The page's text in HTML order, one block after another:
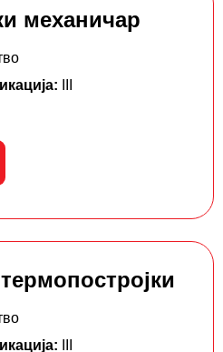
механичар